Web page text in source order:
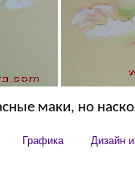
маки, но
Графика Дизайн